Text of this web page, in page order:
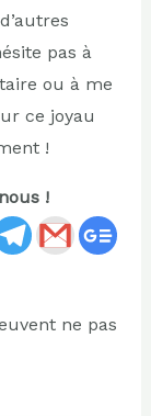
pas à
ou à me
ce joyau
!
!
ne pas